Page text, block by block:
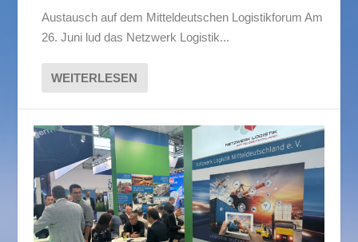
Austausch auf dem Mitteldeutschen Logistikforum Am
26. Juni lud das Netzwerk Logistik...
WEITERLESEN